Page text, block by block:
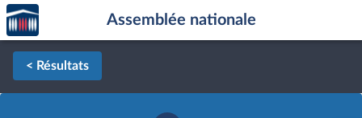
Aller au contenu
Aller en bas de la page
Accèder
à la
page
d'accueil
Assemblée nationale
< Résultats